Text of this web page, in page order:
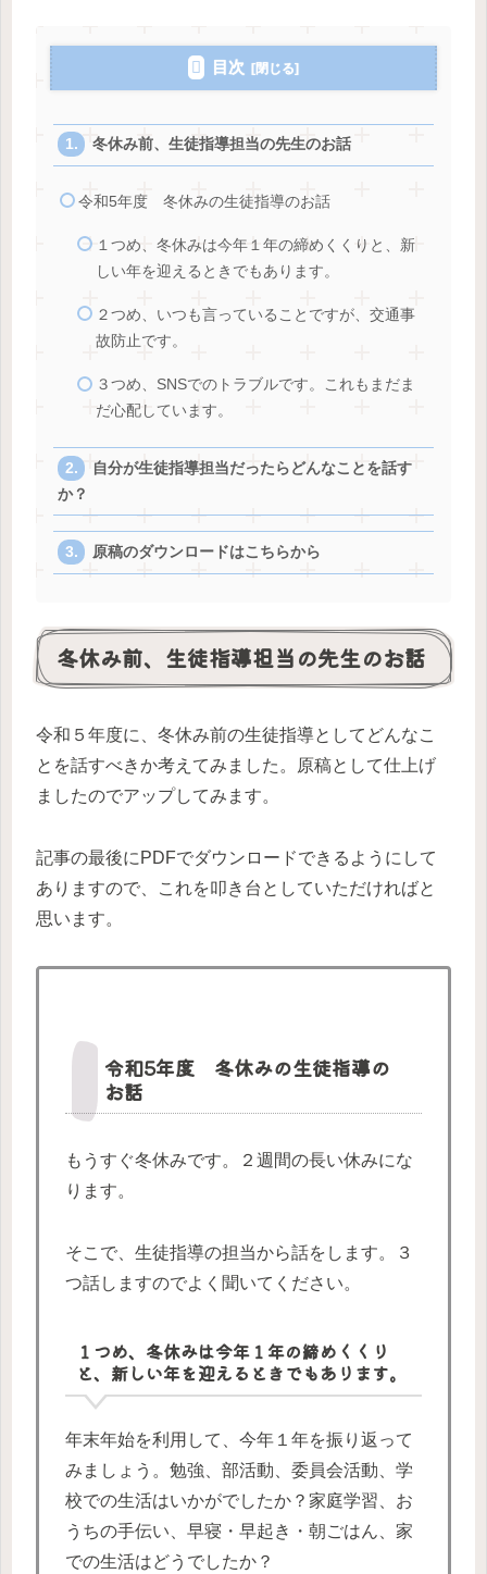
目次
冬休み前、生徒指導担当の先生のお話
令和5年度 冬休みの生徒指導のお話
１つめ、冬休みは今年１年の締めくくりと、新
しい年を迎えるときでもあります。
２つめ、いつも言っていることですが、交通事
故防止です。
３つめ、SNSでのトラブルです。これもまだま
だ心配しています。
自分が生徒指導担当だったらどんなことを話す
か？
原稿のダウンロードはこちらから
冬休み前、生徒指導担当の先生のお話
令和５年度に、冬休み前の生徒指導としてどんなこ
とを話すべきか考えてみました。原稿として仕上げ
ましたのでアップしてみます。
記事の最後にPDFでダウンロードできるようにして
ありますので、これを叩き台としていただければと
思います。
令和5年度 冬休みの生徒指導の
お話
もうすぐ冬休みです。２週間の長い休みにな
ります。
そこで、生徒指導の担当から話をします。３
つ話しますのでよく聞いてください。
１つめ、冬休みは今年１年の締めくくり
と、新しい年を迎えるときでもあります。
年末年始を利用して、今年１年を振り返って
みましょう。勉強、部活動、委員会活動、学
校での生活はいかがでしたか？家庭学習、お
うちの手伝い、早寝・早起き・朝ごはん、家
での生活はどうでしたか？